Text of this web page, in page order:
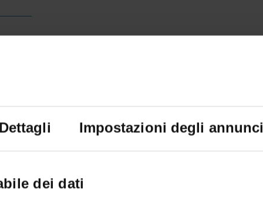
Dettagli Impostazioni degli annunci
dei dati